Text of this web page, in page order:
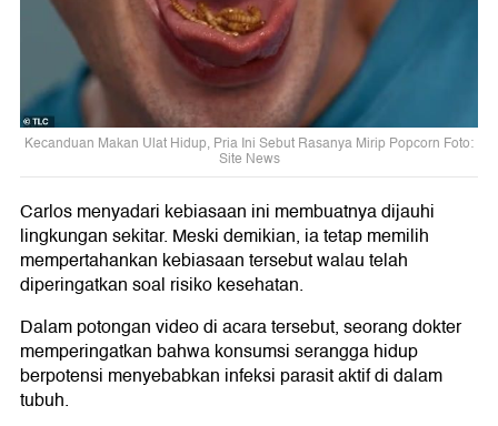
Kecanduan Makan Ulat Hidup, Pria Ini Sebut Rasanya Mirip Popcorn Foto:
Site News
Carlos menyadari kebiasaan ini membuatnya dijauhi
lingkungan sekitar. Meski demikian, ia tetap memilih
mempertahankan kebiasaan tersebut walau telah
diperingatkan soal risiko kesehatan.
Dalam potongan video di acara tersebut, seorang dokter
memperingatkan bahwa konsumsi serangga hidup
berpotensi menyebabkan infeksi parasit aktif di dalam
tubuh.